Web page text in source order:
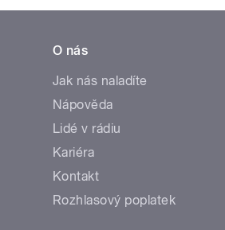
O nás
Jak nás naladíte
Nápověda
Lidé v rádiu
Kariéra
Kontakt
Rozhlasový poplatek